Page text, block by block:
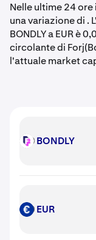
Nelle ultime 24
una variazione di .
BONDLY a EUR è
circolante di
l'attuale market
BONDLY BONDLY
EUR EUR